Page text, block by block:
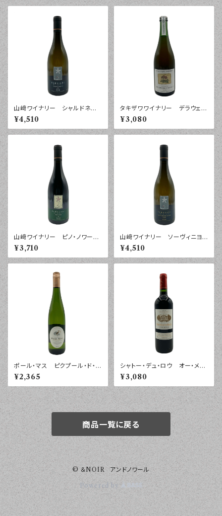
山﨑ワイナリー シャルドネ
紺 ２０２５年 ７５０ｍｌ
¥4,510
タキザワワイナリー デラウェ
ア オレンジ スパークリン
グ ２０２５年 ７５０ｍｌ
¥3,080
山﨑ワイナリー ピノ・ノワー
ル 緑 ２０２４年 ７５０ｍｌ
¥3,710
山﨑ワイナリー ソーヴィニヨ
ン・ブラン フォレスト ２０２５
年 ７５０ｍｌ
¥4,510
ポール・マス ピクプール・ド・ピ
ネ ２０２５年 ７５０ｍｌ
¥2,365
シャトー・デュ・ロウ オー・メド
ック ２０１８年 ７５０ｍｌ
¥3,080
商品一覧に戻る
© ＆NOIR アンドノワール
Powered by